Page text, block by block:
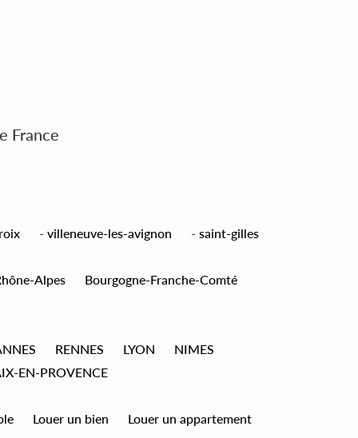
France
- villeneuve-les-avignon - saint-gilles
Alpes
Bourgogne-Franche-Comté
RENNES LYON
NIMES
EN-PROVENCE
Louer un bien
Louer un appartement